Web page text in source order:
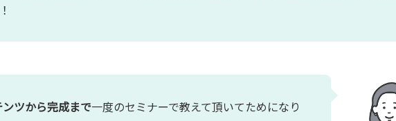
ンツから完成まで一度のセミナーで教えて頂いてためになり